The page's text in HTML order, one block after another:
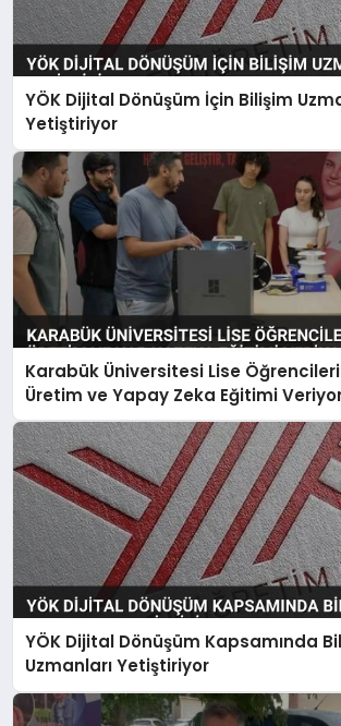
YÖK Dijital Dönüşüm İçin Bilişim
Yetiştiriyor
Karabük Üniversitesi Lise
Üretim ve Yapay Zeka Eğitimi
YÖK Dijital Dönüşüm Kapsamında
Uzmanları Yetiştiriyor